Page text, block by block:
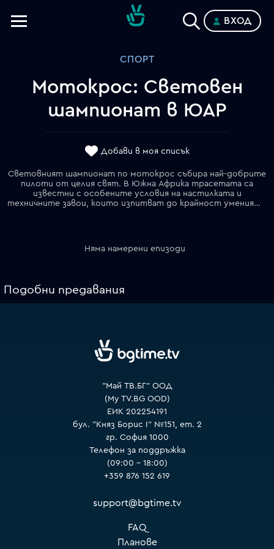
ВХОД
СПОРТ
Мотокрос: Световен
шампионат в ЮАР
Добави в моя списък
Световният шампионат по мотокрос събира най-добрите
пилоти от целия свят. В Южна Африка трасетата са
известни с особените условия на настилката и
техничните завои, които изпитват до крайност уменията на състезателите.
Няма намерени епизоди
Подобни предавания
"Май ТВ.БГ" ООД
(My TV.BG OOD)
ЕИК 202254191
бул. "Княз Борис I" №151, ет. 2
гр. София 1000
Телефон за поддръжка
(09:00 – 18:00)
+359 876 152 619
support@bgtime.tv
FAQ
Планове